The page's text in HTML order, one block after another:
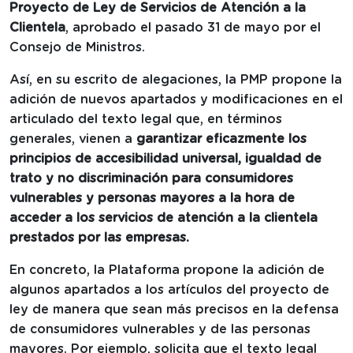
Proyecto de Ley de Servicios de Atención a la
Clientela, aprobado el pasado 31 de mayo por el
Consejo de Ministros.
Así, en su escrito de alegaciones, la PMP propone la
adición de nuevos apartados y modificaciones en el
articulado del texto legal que, en términos
generales, vienen a garantizar eficazmente los
principios de accesibilidad universal, igualdad de
trato y no discriminación para consumidores
vulnerables y personas mayores a la hora de
acceder a los servicios de atención a la clientela
prestados por las empresas.
En concreto, la Plataforma propone la adición de
algunos apartados a los artículos del proyecto de
ley de manera que sean más precisos en la defensa
de consumidores vulnerables y de las personas
mayores. Por ejemplo, solicita que el texto legal